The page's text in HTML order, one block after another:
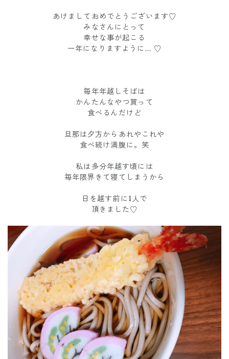
あけましておめでとうございます♡
みなさんにとって
幸せな事が起こる
一年になりますように… ♡
毎年年越しそばは
かんたんなやつ買って
食べるんだけど
旦那は夕方からあれやこれや
食べ続け満腹に。笑
私は多分年越す頃には
毎年限界きて寝てしまうから
日を越す前に1人で
頂きました♡